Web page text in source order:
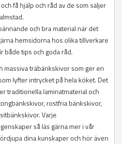
få hjälp och råd av de som säljer
och bra material när det
hemsidorna hos olika tillverkare
både tips och goda råd.
massiva träbänkskivor som ger en
lyfter intrycket på hela köket. Det
traditionella laminatmaterial och
rostfria bänkskivor,
Varje
så läs gärna mer i vår
dina kunskaper och hör även